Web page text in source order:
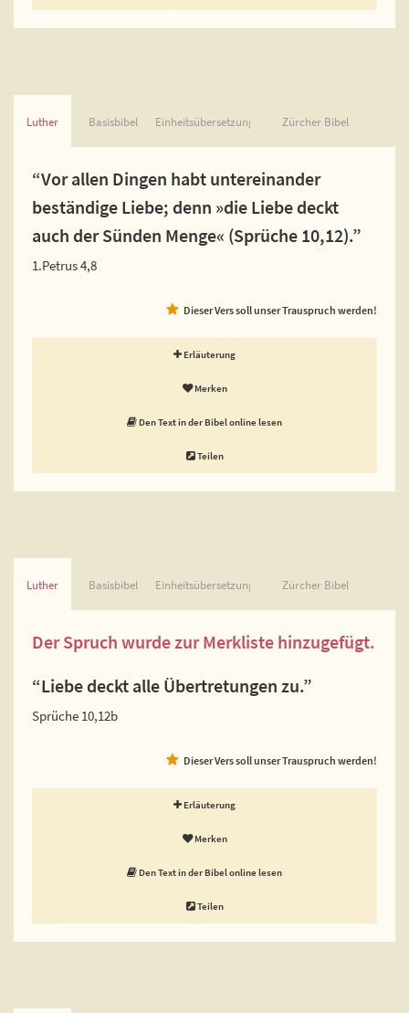
Luther Basisbibel Einheitsübersetzung Zürcher Bibel
“Vor allen Dingen habt untereinander
beständige Liebe; denn »die Liebe deckt
auch der Sünden Menge« (Sprüche 10,12).”
1.Petrus 4,8
Dieser Vers soll unser Trauspruch werden!
Erläuterung
Merken
Den Text in der Bibel online lesen
Teilen
Luther Basisbibel Einheitsübersetzung Zürcher Bibel
Der Spruch wurde zur Merkliste hinzugefügt.
“Liebe deckt alle Übertretungen zu.”
Sprüche 10,12b
Dieser Vers soll unser Trauspruch werden!
Erläuterung
Merken
Den Text in der Bibel online lesen
Teilen